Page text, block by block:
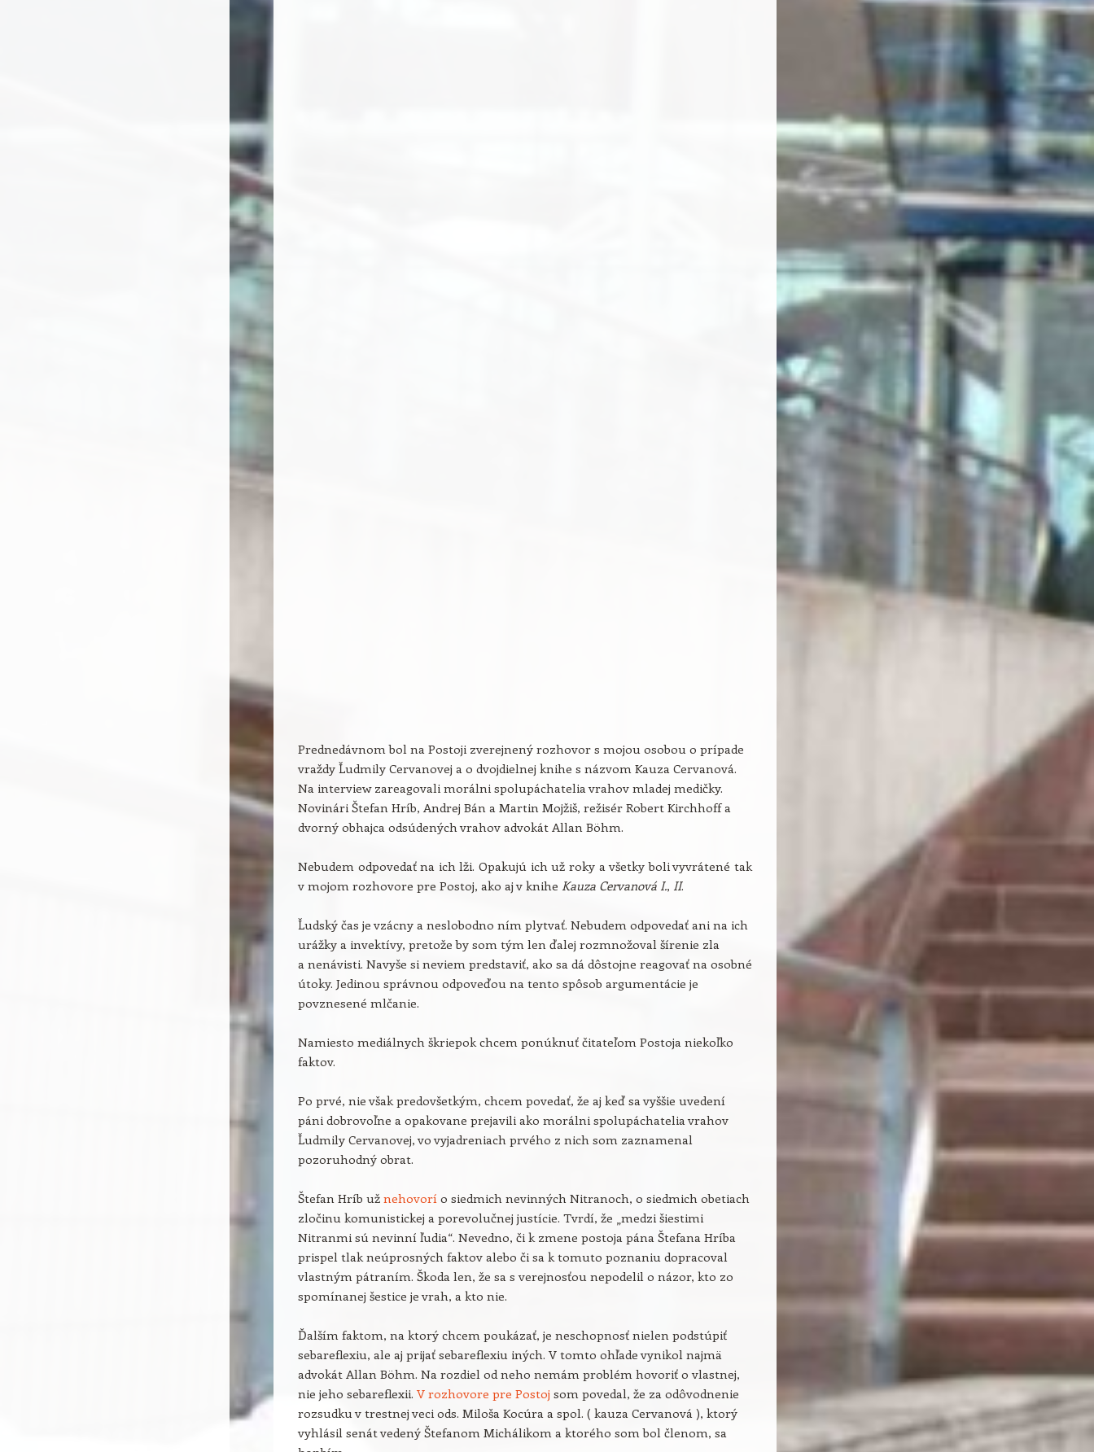
Prednedávnom bol na Postoji zverejnený rozhovor s mojou osobou o prípade
vraždy Ľudmily Cervanovej a o dvojdielnej knihe s názvom Kauza Cervanová.
Na interview zareagovali morálni spolupáchatelia vrahov mladej medičky.
Novinári Štefan Hríb, Andrej Bán a Martin Mojžiš, režisér Robert Kirchhoff a
dvorný obhajca odsúdených vrahov advokát Allan Böhm.
Nebudem odpovedať na ich lži. Opakujú ich už roky a všetky boli vyvrátené tak
v mojom rozhovore pre Postoj, ako aj v knihe Kauza Cervanová I., II.
Ľudský čas je vzácny a neslobodno ním plytvať. Nebudem odpovedať ani na ich
urážky a invektívy, pretože by som tým len ďalej rozmnožoval šírenie zla
a nenávisti. Navyše si neviem predstaviť, ako sa dá dôstojne reagovať na osobné
útoky. Jedinou správnou odpoveďou na tento spôsob argumentácie je
povznesené mlčanie.
Namiesto mediálnych škriepok chcem ponúknuť čitateľom Postoja niekoľko
faktov.
Po prvé, nie však predovšetkým, chcem povedať, že aj keď sa vyššie uvedení
páni dobrovoľne a opakovane prejavili ako morálni spolupáchatelia vrahov
Ľudmily Cervanovej, vo vyjadreniach prvého z nich som zaznamenal
pozoruhodný obrat.
Štefan Hríb už nehovorí o siedmich nevinných Nitranoch, o siedmich obetiach
zločinu komunistickej a porevolučnej justície. Tvrdí, že „medzi šiestimi
Nitranmi sú nevinní ľudia“. Nevedno, či k zmene postoja pána Štefana Hríba
prispel tlak neúprosných faktov alebo či sa k tomuto poznaniu dopracoval
vlastným pátraním. Škoda len, že sa s verejnosťou nepodelil o názor, kto zo
spomínanej šestice je vrah, a kto nie.
Ďalším faktom, na ktorý chcem poukázať, je neschopnosť nielen podstúpiť
sebareflexiu, ale aj prijať sebareflexiu iných. V tomto ohľade vynikol najmä
advokát Allan Böhm. Na rozdiel od neho nemám problém hovoriť o vlastnej,
nie jeho sebareflexii. V rozhovore pre Postoj som povedal, že za odôvodnenie
rozsudku v trestnej veci ods. Miloša Kocúra a spol. ( kauza Cervanová ), ktorý
vyhlásil senát vedený Štefanom Michálikom a ktorého som bol členom, sa